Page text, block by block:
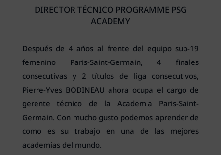
DIRECTOR TÉCNICO PROGRAMME PSG
ACADEMY
Después de 4 años al frente del equipo sub-19
femenino Paris-Saint-Germain, 4 finales
consecutivas y 2 títulos de liga consecutivos,
Pierre-Yves BODINEAU ahora ocupa el cargo de
gerente técnico de la Academia Paris-Saint-
Germain. Con mucho gusto podemos aprender de
como es su trabajo en una de las mejores
academias del mundo.